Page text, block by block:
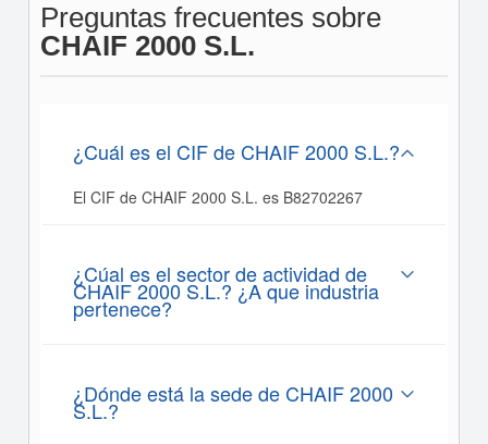
Preguntas frecuentes sobre
CHAIF 2000 S.L.
¿Cuál es el CIF de CHAIF 2000 S.L.?
El CIF de CHAIF 2000 S.L. es B82702267
¿Cúal es el sector de actividad de
CHAIF 2000 S.L.? ¿A que industria
pertenece?
¿Dónde está la sede de CHAIF 2000
S.L.?